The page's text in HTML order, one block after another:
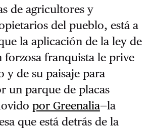
de agricultores y
del pueblo, está a
la aplicación de la ley de
franquista le prive
y de su paisaje para
un parque de placas
por Greenalia—la
que está detrás de la